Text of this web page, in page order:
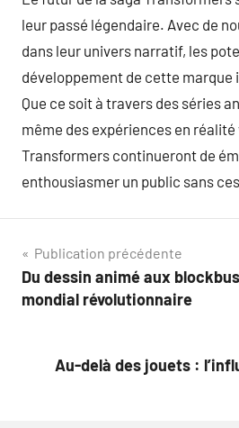
leur passé légendaire. Avec de
dans leur univers narratif, les
développement de cette marque
Que ce soit à travers des séries
même des expériences en
Transformers continueront de
enthousiasmer un public sans
Navigation
de
Publication précédente
Du dessin animé aux
mondial révolutionnaire
Au-delà des jouets :